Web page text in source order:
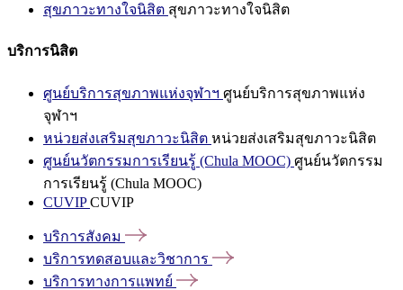
สุขภาวะทางใจนิสิต สุขภาวะทางใจนิสิต
บริการนิสิต
ศูนย์บริการสุขภาพแห่งจุฬาฯ ศูนย์บริการสุขภาพแห่ง
จุฬาฯ
หน่วยส่งเสริมสุขภาวะนิสิต หน่วยส่งเสริมสุขภาวะนิสิต
ศูนย์นวัตกรรมการเรียนรู้ (Chula MOOC) ศูนย์นวัตกรรม
การเรียนรู้ (Chula MOOC)
CUVIPCUVIP
บริการสังคม
บริการทดสอบและวิชาการ
บริการทางการแพทย์